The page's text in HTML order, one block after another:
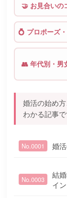
🤝 お見合いの
💍 プロポーズ
👥 年代別・男
婚活の始め
わかる記事で
No.0001 婚
No.0003
結
イ